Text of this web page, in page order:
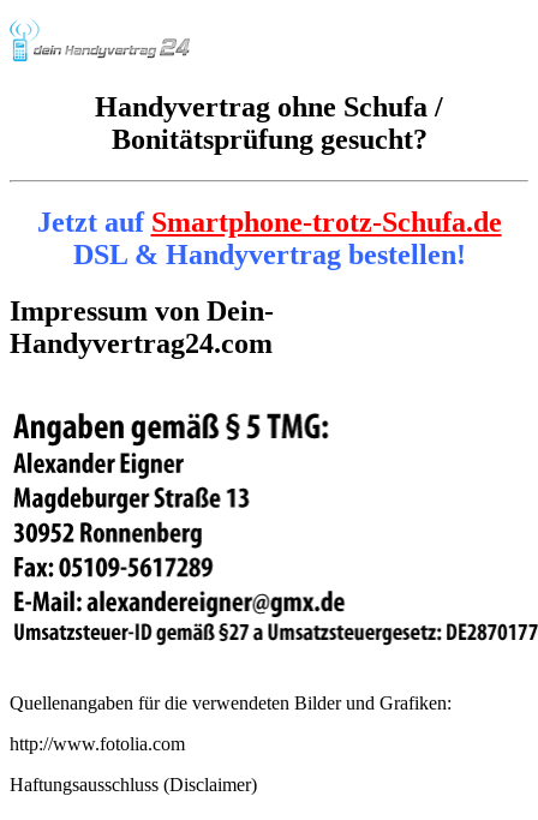
Handyvertrag ohne Schufa /
Bonitätsprüfung gesucht?
Jetzt auf Smartphone-trotz-Schufa.de
DSL & Handyvertrag bestellen!
Impressum von Dein-
Handyvertrag24.com
Quellenangaben für die verwendeten Bilder und Grafiken:
http://www.fotolia.com
Haftungsausschluss (Disclaimer)